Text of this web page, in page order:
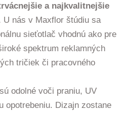
a najkvalitnejšie
U nás v Maxflor štúdiu sa
sieťotlač vhodnú ako pre
spektrum reklamných
tričiek či pracovného
odolné voči praniu, UV
opotrebeniu. Dizajn zostane